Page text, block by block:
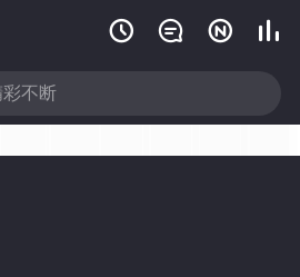
   